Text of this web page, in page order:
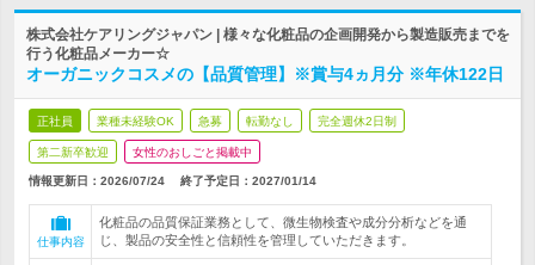
株式会社ケアリングジャパン | 様々な化粧品の企画開発から製造販売までを
行う化粧品メーカー☆
オーガニックコスメの【品質管理】※賞与4ヵ月分 ※年休122日
正社員 業種未経験OK 急募 転勤なし 完全週休2日制
第二新卒歓迎 女性のおしごと掲載中
情報更新日：2026/07/24 終了予定日： 2027/01/14
仕事内容
化粧品の品質保証業務として、微生物検査や成分分析などを通
じ、製品の安全性と信頼性を管理していただきます。